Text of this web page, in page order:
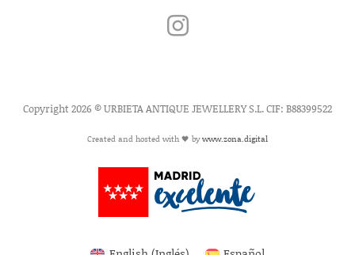
Copyright 2026 © URBIETA ANTIQUE JEWELLERY S.L. CIF: B88399522
Created and hosted with 🖤 bywww.zona.digital